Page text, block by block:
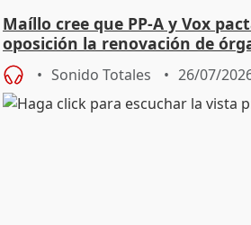
Maíllo cree que PP-A y Vox
oposición la renovación de
Defensor
Sonido Totales 26/07/